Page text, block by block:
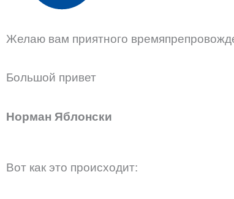
Желаю вам приятного
Большой привет
Норман Яблонски
Вот как это происходит: